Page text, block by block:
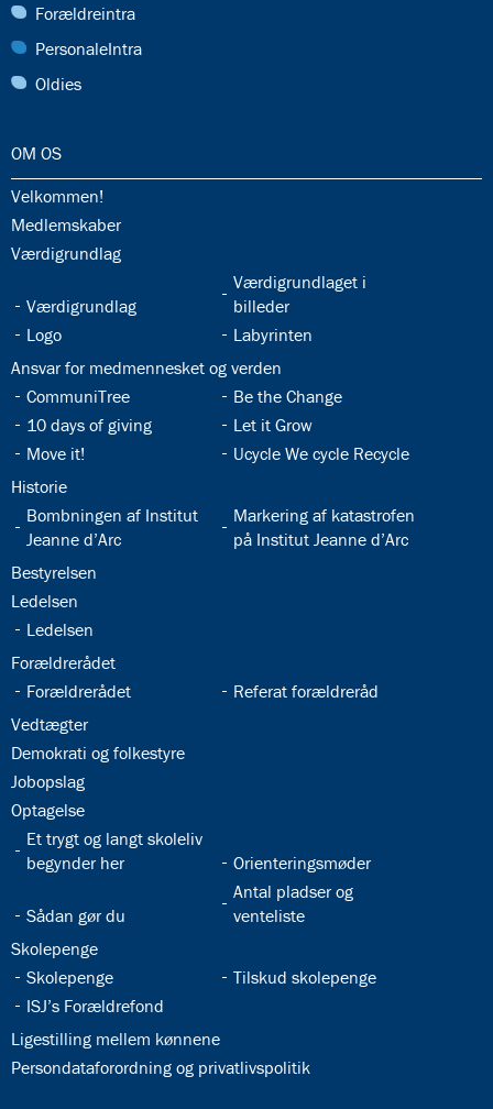
29.0:
Forældreintra
30.0:
PersonaleIntra
31.0:
Oldies
32.0:
OM OS
32.1:
Velkommen!
32.2:
Medlemskaber
32.3:
Værdigrundlag
32.4:
Værdigrundlag
32.5:
Værdigrundlaget i
billeder
32.6:
Logo 32.7:
Labyrinten
32.8:
Ansvar for medmennesket og verden
32.9:
CommuniTree 32.10:
Be the Change
32.11:
10 days of giving 32.12:
Let it Grow
32.13:
Move it! 32.14:
Ucycle We cycle Recycle
32.15:
Historie
32.16:
Bombningen af Institut
Jeanne d’Arc
32.17:
Markering af katastrofen
på Institut Jeanne d’Arc
32.18:
Bestyrelsen
32.19:
Ledelsen
32.20:
Ledelsen
32.21:
Forældrerådet
32.22:
Forældrerådet 32.23:
Referat forældreråd
32.24:
Vedtægter
32.25:
Demokrati og folkestyre
32.26:
Jobopslag
32.27:
Optagelse
32.28:
Et trygt og langt skoleliv
begynder her
32.29:
Orienteringsmøder
32.30:
Sådan gør du
32.31:
Antal pladser og
venteliste
32.32:
Skolepenge
32.33:
Skolepenge 32.34:
Tilskud skolepenge
32.35:
ISJ’s Forældrefond
32.36:
Ligestilling mellem kønnene
32.37:
Persondataforordning og privatlivspolitik